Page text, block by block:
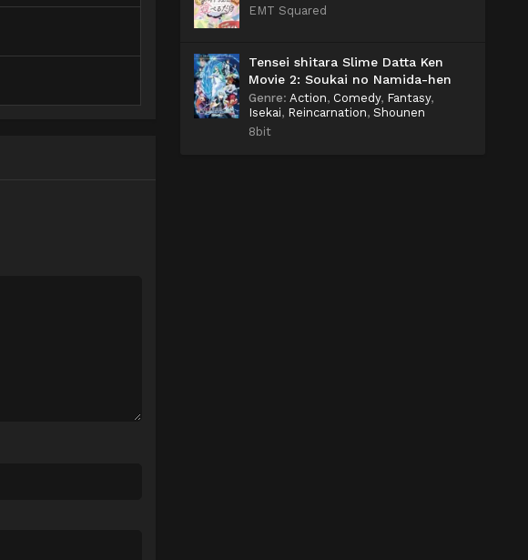
EMT Squared
Tensei shitara Slime Datta Ken
Movie 2: Soukai no Namida-hen
Genre: Action, Comedy, Fantasy,
Isekai, Reincarnation, Shounen
8bit